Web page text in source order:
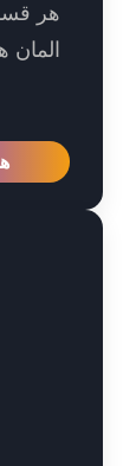
قسمت به
ها ،
به پلیر
همه